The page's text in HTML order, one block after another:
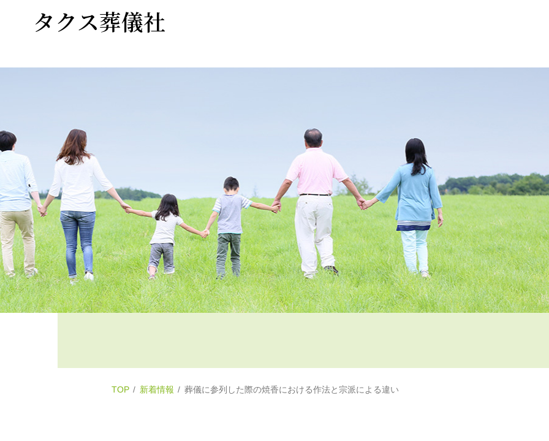
タクス葬儀社
TOP 新着情報 葬儀に参列した際の焼香における作法と宗派による違い